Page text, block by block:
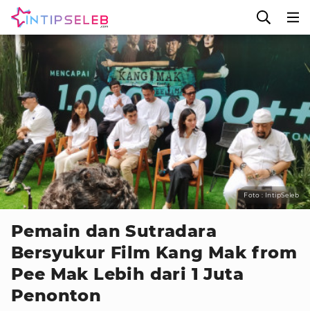
Foto : IntipSeleb
Pemain dan Sutradara
Bersyukur Film Kang Mak from
Pee Mak Lebih dari 1 Juta
Penonton